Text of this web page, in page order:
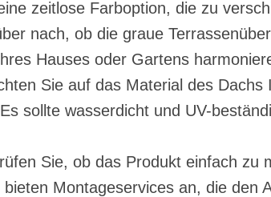
zeitlose Farboption, die zu
nach, ob die graue
Hauses oder Gartens
Sie auf das Material des
sollte wasserdicht und UV-
Sie, ob das Produkt einfach zu
bieten Montageservices an, die den